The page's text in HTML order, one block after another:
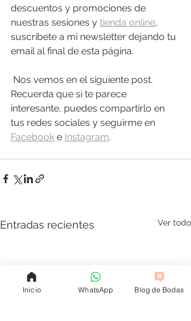
descuentos y promociones de
nuestras sesiones y tienda online,
suscríbete a mi newsletter dejando tu
email al final de esta página.
Recuerda que si te parece
interesante, puedes compartirlo en
tus redes sociales y seguirme en
Facebook e Instagram.
Entradas recientes Ver todo
Inicio WhatsApp Blog de Bodas